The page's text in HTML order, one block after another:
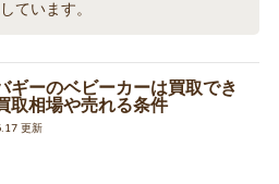
ています。
ギーのベビーカーは買取でき
取相場や売れる条件
更新